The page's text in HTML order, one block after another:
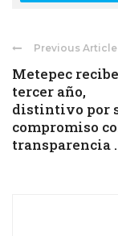
Previous Article
Metepec
tercer año,
distintivo por
compromiso
transparencia